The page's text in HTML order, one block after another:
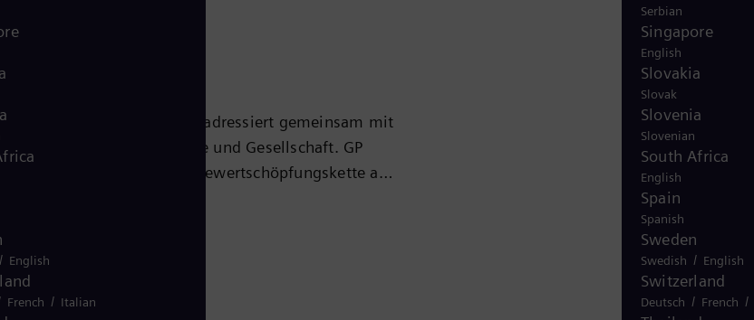
Serbian
Singapore
English
Slovakia
Slovak
Slovenia
Slovenian
South Africa
English
Spain
Spanish
Sweden
Swedish / English
Switzerland
Deutsch / French /
im Energiebereich und adressiert gemeinsam mit
von Industrie und Gesellschaft. GP
die vollständige Energiewertschöpfungskette ab
unabhängige Stromerzeuger, Betreiber
sowie andere energieintensive Branchen. Mit
adressiert Siemens Gas and Power die
Öl und Gas sowie die Strom- und Wärmeerzeugung
ebenso wie die Stromübertragung und
/ English
French / Italian